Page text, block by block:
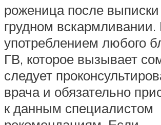
роженица после
грудном
употреблением любого
ГВ, которое вызывает
следует
врача и обязательно
к данным специалистом